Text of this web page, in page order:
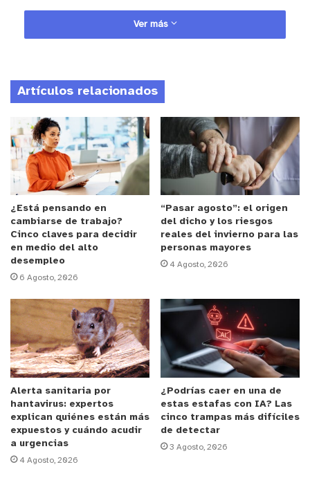
Anuncio Patrocinado
Al respecto, el director regional de CONAF, Sandro
Áreas Silvestres Protegidas decidió subir el aforo,
dado el buen funcionamiento de los protocolos
sanitarios dispuestos tras la reapertura de la
unidad, como la toma de temperatura, la
desinfección de calzado y el uso de mascarillas y
alcohol-gel”.
Añadió que “para acceder al sector de Granizo,
primero, las personas interesadas deberán
reservar un cupo en el sitio web que elaboramos
(https://welcu.com/conaf-valparaiso), donde
obtendrán un ticket de ingreso al área. Este debe
ser presentado en la portería, ya sea en el mismo
teléfono celular o impreso. Y luego, con efectivo,
cancelar la tarifa de entrada”.
Normativa
El sector de Granizo opera de martes a viernes,
desde las 8.30 hasta las 16:00 horas, sin acceso a
la cumbre del cerro La Campana. Sólo se puede
ascender hasta la mina La Pronosticada.
Ver más
Artículos relacionados
¿Está pensando en
cambiarse de trabajo?
Cinco claves para decidir
en medio del alto
desempleo
6 Agosto, 2026
“Pasar agosto”: el origen
del dicho y los riesgos
reales del invierno para las
personas mayores
4 Agosto, 2026
Alerta sanitaria por
hantavirus: expertos
explican quiénes están más
expuestos y cuándo acudir
a urgencias
4 Agosto, 2026
¿Podrías caer en una de
estas estafas con IA? Las
cinco trampas más difíciles
de detectar
3 Agosto, 2026